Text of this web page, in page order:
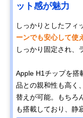
ット感が魅力
しっかりとしたフィ
ーンでも安心して使
しっかり固定され、
Apple H1チップを搭
品との親和性も高く
替えが可能。もちろ
も搭載しており、静